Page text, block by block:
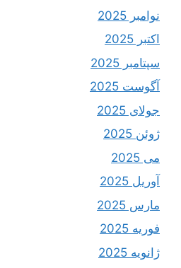
نوامبر 2025
اکتبر 2025
سپتامبر 2025
آگوست 2025
جولای 2025
ژوئن 2025
می 2025
آوریل 2025
مارس 2025
فوریه 2025
ژانویه 2025